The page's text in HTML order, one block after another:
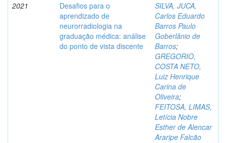
2021
Desafios para o
aprendizado de
neurorradiologia na
graduação médica: análise
do ponto de vista discente
SILVA, JUCA,
Carlos Eduardo
Barros Paulo
Goberlânio de
Barros;
GREGORIO,
COSTA NETO,
Luiz Henrique
Carina de
Oliveira;
FEITOSA, LIMAS,
Letícia Nobre
Esther de Alencar
Araripe Falcão